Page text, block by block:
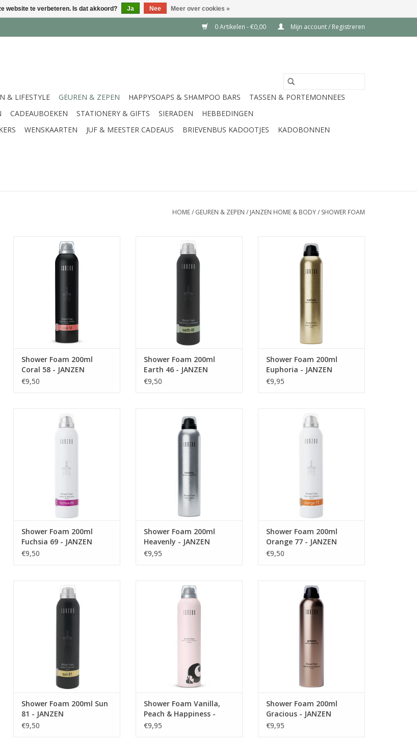
0 Artikelen - €0,00 Mijn account / Registreren
& LIFESTYLE GEUREN & ZEPEN HAPPYSOAPS & SHAMPOO BARS
TASSEN & PORTEMONNEES
CADEAUBOEKEN STATIONERY & GIFTS SIERADEN
HEBBEDINGEN
WENSKAARTEN JUF & MEESTER CADEAUS BRIEVENBUS KADOOTJES
KADOBONNEN
HOME/ GEUREN & ZEPEN / JANZEN HOME & BODY/ SHOWER FOAM
Met saffraan en amber in de
basis staat Coral 58 symbool
voor diversiteit. Krachtig en
kruidig aan de ene kant, zacht en
levendig huwelijk tussen zoet en
(licht-)bitter. Naast saffraan en
exotische bloem
TOEVOEGEN AAN WINKELWAGEN
Shower Foam 200ml
Coral 58 - JANZEN
€9,50
Een parfum met karakter, Earth
46. Kruidig, warm, rijk en
leerachtig, met een zoete
ondertoon. Deze
samenkomen: aarde, water, vuur
natuurlijke ingrediënten
[nootmuskaa
TOEVOEGEN AAN WINKELWAGEN
Shower Foam 200ml
Earth 46 - JANZEN
€9,50
JANZEN
TOEVOEGEN AAN WINKELWAGEN
Shower Foam 200ml
Euphoria - JANZEN
€9,95
en sensueel. Het parfum Fuchsia
69 is een potpourri van onder
meer geurige jasmijn, zachte
verleidelijk aroma die iedere
tegeli
Shower Foam 200ml
Fuchsia 69 - JANZEN
€9,50
omhuld door een vleugje zachte
musk. De sprankelende topnoten
van bergamot en het frisse van
TOEVOEGEN AAN WINKELWAGEN
Shower Foam 200ml
Heavenly - JANZEN
€9,95
zomerdag: lichtzinnig en vrolijk,
onweerstaanbaar en
verwachtingsvol. Deze
bloemen en fruit. Mandarijn en
met een vleugje kokosnoot,
bergamot,
TOEVOEGEN AAN WINKELWAGEN
Shower Foam 200ml
Orange 77 - JANZEN
€9,50
Zwoel als een zomerbriesje,
elegant als de mooiste bloem
aan de waterkant. En tegelijk licht
en fris, als een nieuw begin. Sun
geeft je het hele jaar door een
zonnig gevoel. Met accenten van
TOEVOEGEN AAN WINKELWAGEN
Shower Foam 200ml Sun
81 - JANZEN
€9,50
Spoel de stress van je af met
deze weelderige schuimmassa.
Zacht, romig én geconcentreerd:
je doet er dus lekker lang mee.
Shower Foam Vanilla,
Peach & Happiness -
JANZEN &C
€9,95
Gracious is een krachtige mix van
droge amber en cederhout,
gevolgd door zachte witte roos.
De witte roos heeft een delicate,
poederige ondertonen.
TOEVOEGEN AAN WINKELWAGEN
Shower Foam 200ml
Gracious - JANZEN
€9,95
website te verbeteren. Is dat akkoord? Ja Nee Meer over cookies »